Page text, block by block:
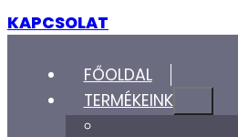
KAPCSOLAT
FŐOLDAL
TERMÉKEINK